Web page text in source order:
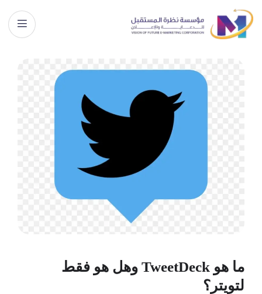
ما هو TweetDeck وهل هو فقط
لتويتر؟